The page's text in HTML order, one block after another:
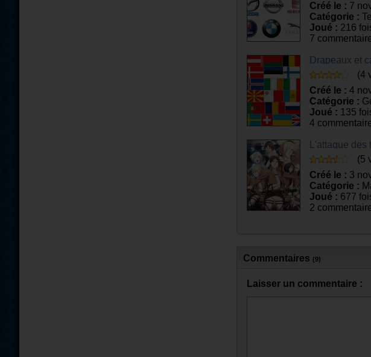
Créé le : 7
Catégorie :
Joué : 216
7
Drapeaux et
(4
Créé le : 4
Catégorie :
Joué : 135
4
L'attaque
capacités
(5
Créé le : 3
Catégorie :
Joué : 677
2
Commentaires (9)
Laisser un commentaire :